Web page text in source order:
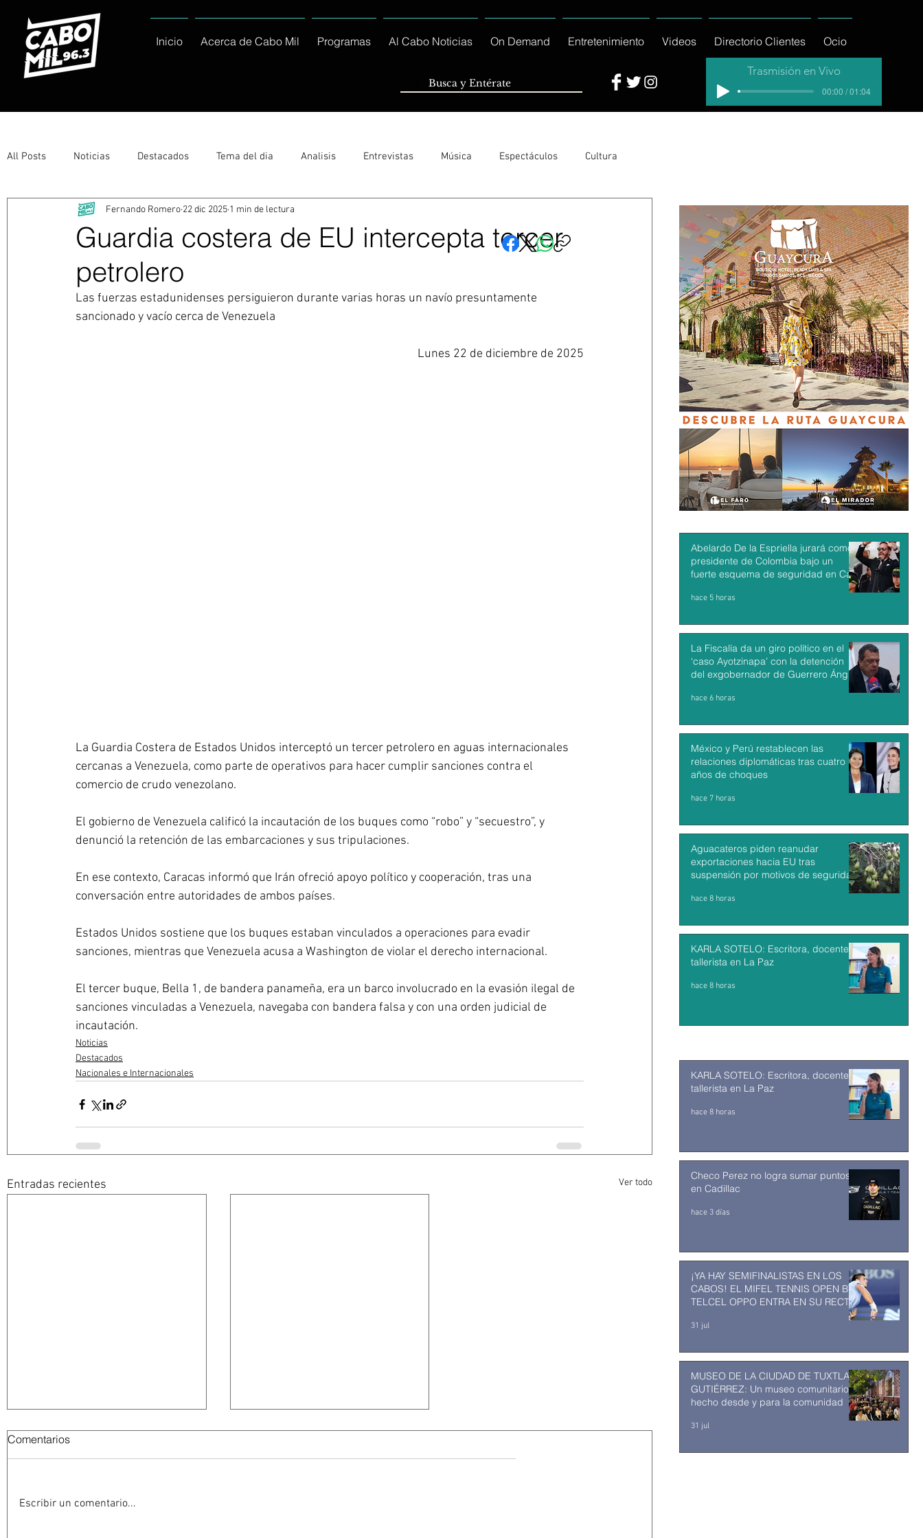
Inicio Acerca de Cabo Mil Programas Al Cabo Noticias On Demand Entretenimiento Videos Directorio Clientes Ocio
Trasmisión en Vivo
00:00 / 01:04
All Posts Noticias Destacados Tema del dia Analisis Entrevistas Música Espectáculos Cultura
Entérate Deportes La buena del día
Ayuntamiento de Los Cabos Informa
Guardia costera de EU intercepta tercer
petrolero
Fernando Romero 22 dic 2025 1 min de lectura
Las fuerzas estadunidenses persiguieron durante varias horas un navío presuntamente
sancionado y vacío cerca de Venezuela
Lunes 22 de diciembre de 2025
La Guardia Costera de Estados Unidos interceptó un tercer petrolero en aguas internacionales
cercanas a Venezuela, como parte de operativos para hacer cumplir sanciones contra el
comercio de crudo venezolano.
El gobierno de Venezuela calificó la incautación de los buques como “robo” y “secuestro”, y
denunció la retención de las embarcaciones y sus tripulaciones.
En ese contexto, Caracas informó que Irán ofreció apoyo político y cooperación, tras una
conversación entre autoridades de ambos países.
Estados Unidos sostiene que los buques estaban vinculados a operaciones para evadir
sanciones, mientras que Venezuela acusa a Washington de violar el derecho internacional.
El tercer buque, Bella 1, de bandera panameña, era un barco involucrado en la evasión ilegal de
sanciones vinculadas a Venezuela, navegaba con bandera falsa y con una orden judicial de
incautación.
Noticias
Destacados
Nacionales e Internacionales
Entradas recientes Ver todo
Comentarios
Escribir un comentario...
Abelardo De la Espriella jurará como
presidente de Colombia bajo un
fuerte esquema de seguridad en Cali
hace 5 horas
La Fiscalía da un giro político en el
‘caso Ayotzinapa’ con la detención
del exgobernador de Guerrero Ángel
hace 6 horas
México y Perú restablecen las
relaciones diplomáticas tras cuatro
años de choques
hace 7 horas
Aguacateros piden reanudar
exportaciones hacia EU tras
suspensión por motivos de seguridad
hace 8 horas
KARLA SOTELO: Escritora, docente y
tallerista en La Paz
hace 8 horas
KARLA SOTELO: Escritora, docente y
tallerista en La Paz
hace 8 horas
Checo Perez no logra sumar puntos
en Cadillac
hace 3 días
¡YA HAY SEMIFINALISTAS EN LOS
CABOS! EL MIFEL TENNIS OPEN BY
TELCEL OPPO ENTRA EN SU RECTA
31 jul
MUSEO DE LA CIUDAD DE TUXTLA
GUTIÉRREZ: Un museo comunitario
hecho desde y para la comunidad
31 jul